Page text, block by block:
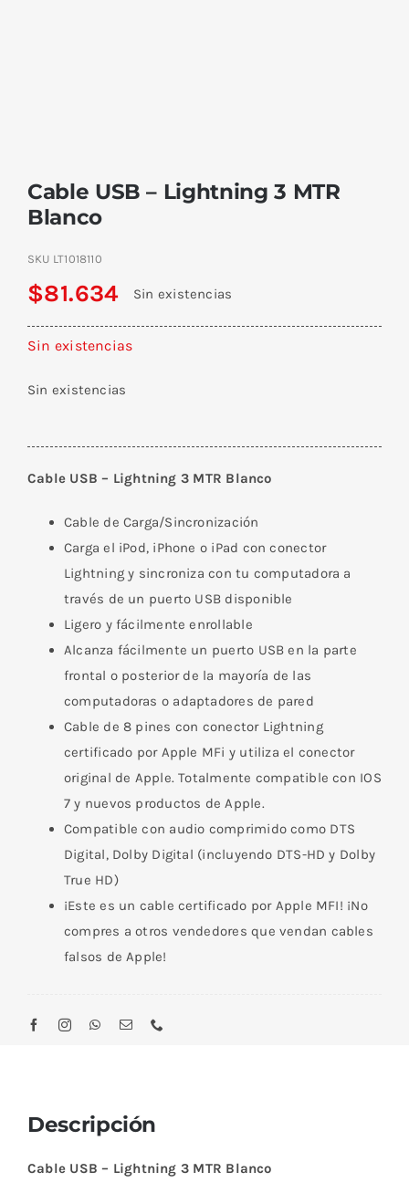
Cable USB – Lightning 3 MTR
Blanco
SKU LT1018110
$81.634 Sin existencias
Sin existencias
Sin existencias
Cable USB – Lightning 3 MTR Blanco
Cable de Carga/Sincronización
Carga el iPod, iPhone o iPad con conector
Lightning y sincroniza con tu computadora a
través de un puerto USB disponible
Ligero y fácilmente enrollable
Alcanza fácilmente un puerto USB en la parte
frontal o posterior de la mayoría de las
computadoras o adaptadores de pared
Cable de 8 pines con conector Lightning
certificado por Apple MFi y utiliza el conector
original de Apple. Totalmente compatible con IOS
7 y nuevos productos de Apple.
Compatible con audio comprimido como DTS
Digital, Dolby Digital (incluyendo DTS-HD y Dolby
True HD)
¡Este es un cable certificado por Apple MFI! ¡No
compres a otros vendedores que vendan cables
falsos de Apple!
Descripción
Cable USB – Lightning 3 MTR Blanco